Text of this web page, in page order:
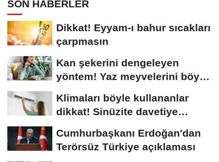
SON HABERLER
Dikkat! Eyyam-ı bahur sıcakları
çarpmasın
Kan şekerini dengeleyen
yöntem! Yaz meyvelerini böyle
Klimaları böyle kullananlar
dikkat! Sinüzite davetiye
Cumhurbaşkanı Erdoğan'dan
Terörsüz Türkiye açıklaması